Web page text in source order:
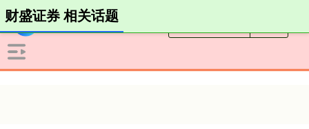
财盛证券 相关话题